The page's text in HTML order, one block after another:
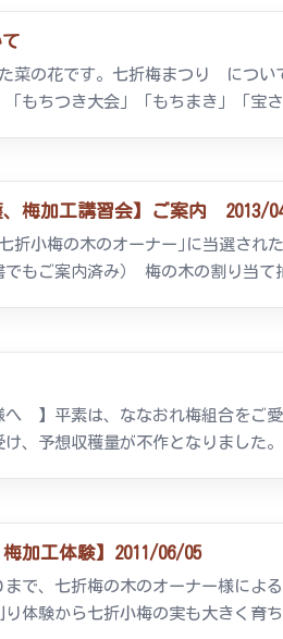
菜の花です。七折梅まつり につ
もちつき大会」「もちまき」「宝
梅加工講習会】ご案内 2013/
折小梅の木のオーナー｣に当選され
でもご案内済み） 梅の木の割り
】平素は、ななおれ梅組合をご愛
、予想収穫量が不作となりました
加工体験】2011/06/05
で、七折梅の木のオーナー様に
体験から七折小梅の実も大きく育